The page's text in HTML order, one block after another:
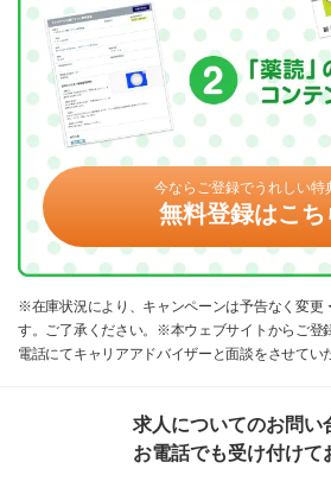
今ならご登録でうれしい特
無料登録はこち
※在庫状況により、キャンペーンは予告なく変更
す。ご了承ください。※本ウェブサイトからご登
電話にてキャリアアドバイザーと面談をさせてい
求人についてのお問い
お電話でも受け付けて